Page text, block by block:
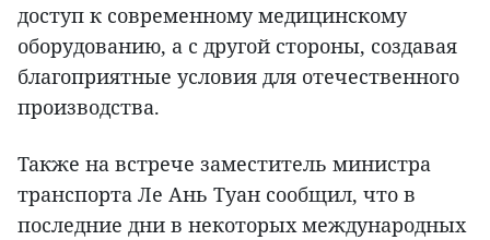
доступ к современному медицинскому
оборудованию, а с другой стороны, создавая
благоприятные условия для отечественного
производства.
Также на встрече заместитель министра
транспорта Ле Ань Туан сообщил, что в
последние дни в некоторых международных